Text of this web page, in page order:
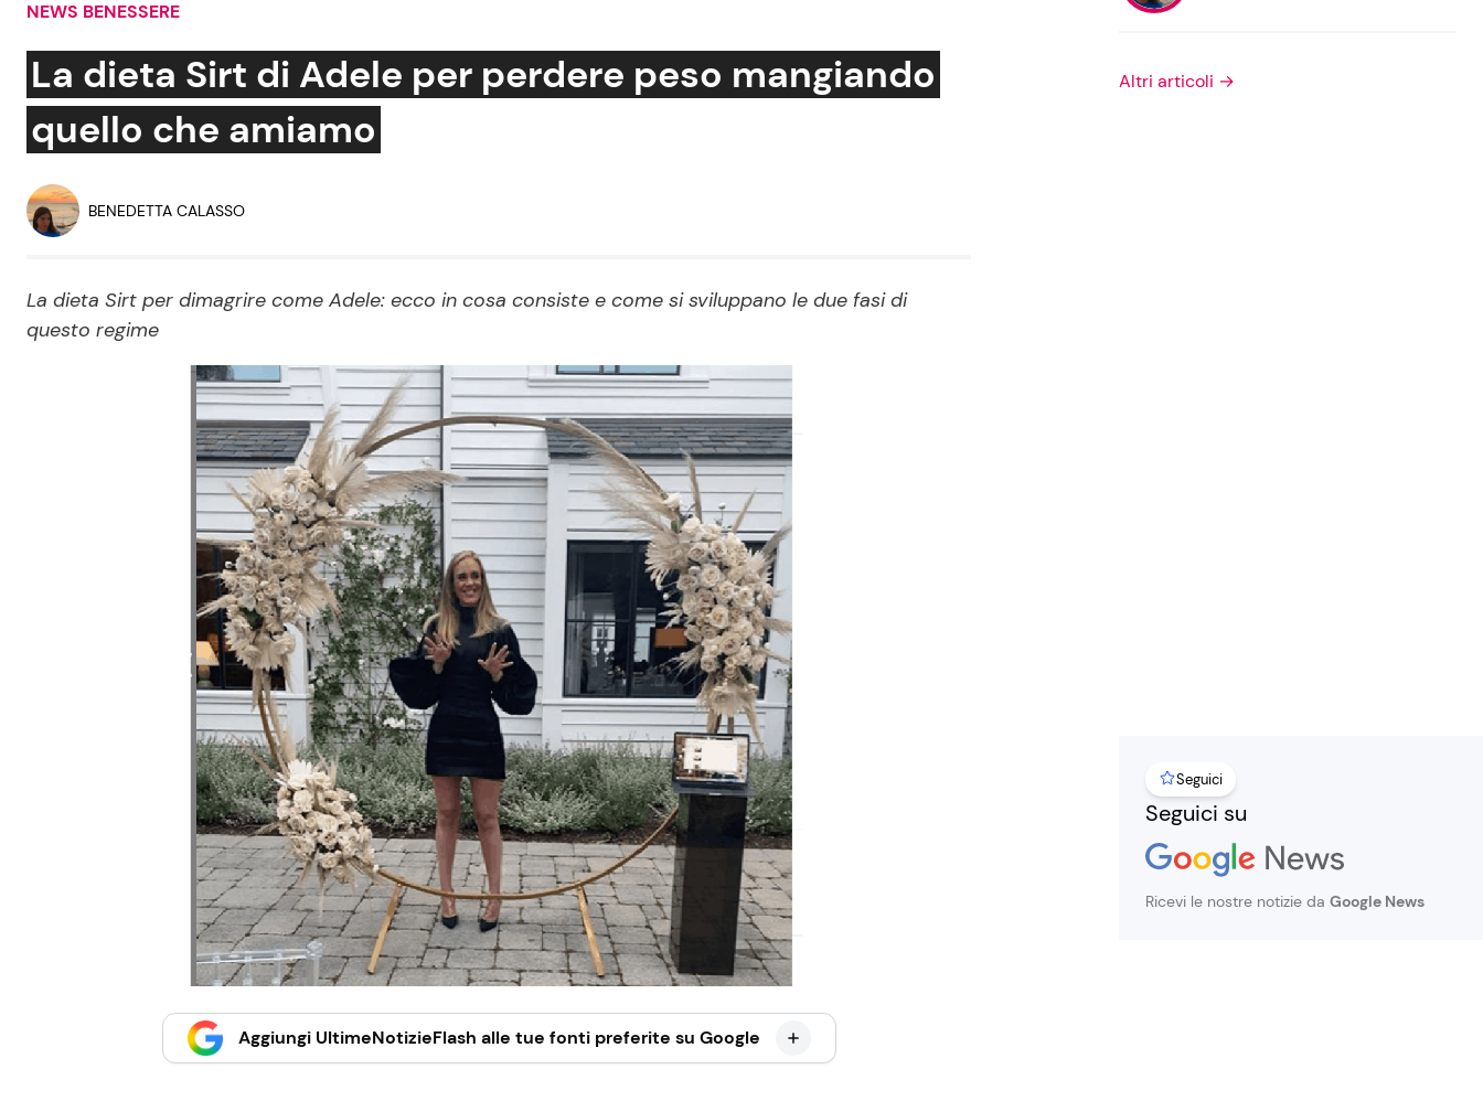
Social News
News dal mondo
Benessere
Mondo Mamma
Salute
Viaggi e Turismo
Festività
Le Ricette in TV
Ricette Facili e Veloci
Ricette Feste
Ricette per Bambini
Privacy Policy
NEWS BENESSERE
La dieta Sirt di Adele per perdere peso mangiando
quello che amiamo
BENEDETTA CALASSO
La dieta Sirt per dimagrire come Adele: ecco in cosa consiste e come si sviluppano le due fasi di
questo regime
Aggiungi UltimeNotizieFlash alle tue fonti preferite su Google
Altri articoli →
Seguici
Seguici su
Ricevi le nostre notizie da Google News